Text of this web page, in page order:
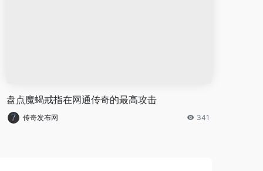
盘点魔蝎戒指在网通传奇的最高攻击
传奇发布网 341